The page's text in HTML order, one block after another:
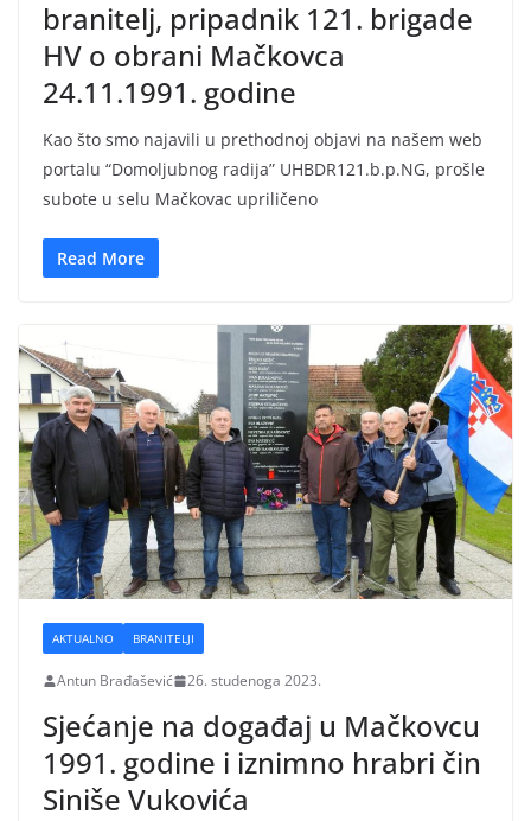
branitelj, pripadnik 121. brigade
HV o obrani Mačkovca
24.11.1991. godine
Kao što smo najavili u prethodnoj objavi na našem web
portalu “Domoljubnog radija” UHBDR121.b.p.NG, prošle
subote u selu Mačkovac upriličeno
Read More
AKTUALNO BRANITELJI
Antun Brađašević 26. studenoga 2023.
Sjećanje na događaj u Mačkovcu
1991. godine i iznimno hrabri čin
Siniše Vukovića